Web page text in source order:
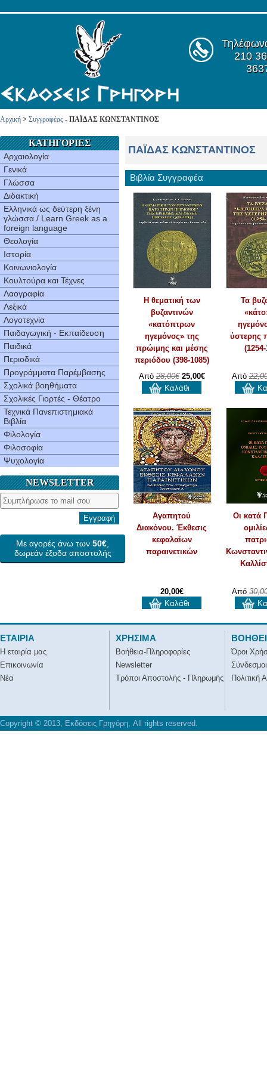
210
Αρχική > Συγγραφέας - ΠΑΪΔΑΣ ΚΩΝΣΤΑΝΤΙΝΟΣ
ΚΑΤΗΓΟΡΙΕΣ
Αρχαιολογία
Γενικά
Γλώσσα
Διδακτική
Ελληνικά ως δεύτερη ξένη
γλώσσα / Learn Greek as a
foreign language
Θεολογία
Ιστορία
Κοινωνιολογία
Κουλτούρα και Τέχνες
Λαογραφία
Λεξικά
Λογοτεχνία
Παιδαγωγική - Εκπαίδευση
Παιδικά
Περιοδικά
Προγράμματα Παρέμβασης
Σχολικά βοηθήματα
Σχολικές Γιορτές - Θέατρο
Τεχνικά Πανεπιστημιακά
Βιβλία
Φιλολογία
Φιλοσοφία
Ψυχολογία
NEWSLETTER
Εγγραφή
Με αγορές άνω των 50€
δωρεάν έξοδα αποστολής
ΠΑΪΔΑΣ ΚΩΝΣΤΑΝΤΙΝΟΣ
Βιβλία Συγγραφέα
Η θεματική των
βυζαντινών
«κατόπτρων
ηγεμόνος» της
πρώιμης και μέσης
περιόδου (398-1085)
Aπό28,00€ 25,00€
Καλάθι
Τα
ύστερης
Aπό
Αγαπητού
Διακόνου. Έκθεσις
κεφαλαίων
παραινετικών
20,00€
Καλάθι
Οι κατά
Aπό
ΕΤΑΙΡΙΑ
Η εταιρία μας
Επικοινωνία
Νέα
ΧΡΗΣΙΜΑ
Βοήθεια-Πληροφορίες
Newsletter
Τρόποι Αποστολής - Πληρωμής
Όροι
Σύνδεσμοι
Πολιτική
Copyright © 2013, Εκδόσεις Γρηγόρη, All rights reserved.